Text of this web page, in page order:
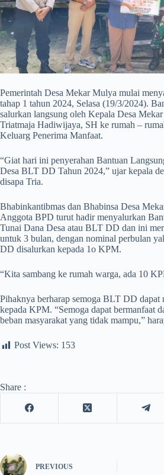
Pemerintah Desa Mekar Mulya mulai
tahap 1 tahun 2024, Selasa (19/3/2024).
salurkan langsung oleh Kepala Desa
Triatmaja Hadiwijaya, SH ke rumah –
Keluarg Penerima Manfaat.
“Giat hari ini penyerahan Bantuan
Desa BLT DD Tahun 2024,” ujar kepala
disapa Tria.
Bhabinkantibmas dan Bhabinsa Desa
Anggota BPD turut hadir menyalurkan
Tunai Dana Desa atau BLT DD dan ini
untuk 3 bulan, dengan nominal perbulan
DD disalurkan kepada 1o KPM.
“Kita sambang ke rumah warga, ada 10
Pihaknya berharap semoga BLT DD dapat
kepada KPM. “Semoga dapat bermanfaat
beban masyarakat yang tidak mampu,”
Post Views: 153
Share :
PREVIOUS